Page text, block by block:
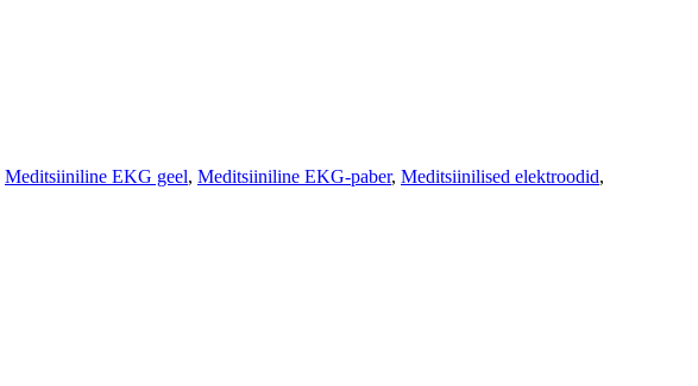
Meditsiiniline EKG geel, Meditsiiniline EKG-paber, Meditsiinilised elektroodid,